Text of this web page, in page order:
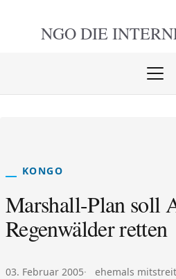
NGO DIE
KONGO
Marshall-Plan soll
Regenwälder retten
Veröffentlicht am:
03. Februar 2005 Autor:
ehemals